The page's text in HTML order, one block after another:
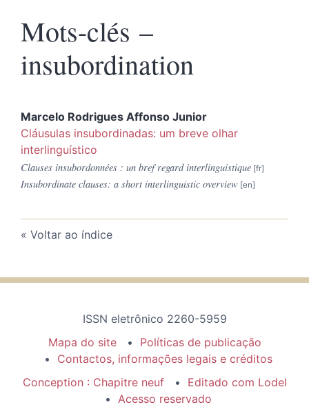
Mots-clés –
insubordination
Marcelo Rodrigues Affonso Junior
Cláusulas insubordinadas: um breve olhar
interlinguístico
Clauses insubordonnées : un bref regard interlinguistique
Insubordinate clauses: a short interlinguistic overview
Voltar ao índice
ISSN eletrônico 2260-5959
Mapa do site
Políticas de publicação
Contactos, informações legais e créditos
Conception : Chapitre neuf
Editado com Lodel
Acesso reservado